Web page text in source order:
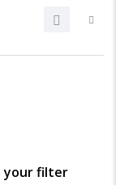
your filter